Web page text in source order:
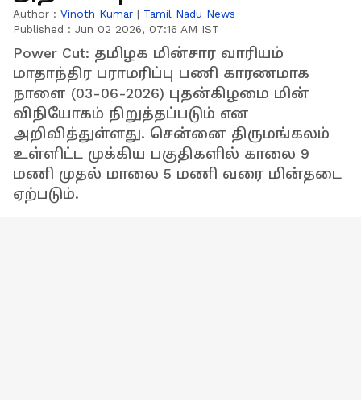
Author : Vinoth Kumar | Tamil Nadu News
Published : Jun 02 2026, 07:16 AM IST
Power Cut: தமிழக மின்சார வாரியம்
மாதாந்திர பராமரிப்பு பணி காரணமாக
நாளை (03-06-2026) புதன்கிழமை மின்
விநியோகம் நிறுத்தப்படும் என
அறிவித்துள்ளது. சென்னை திருமங்கலம்
உள்ளிட்ட முக்கிய பகுதிகளில் காலை 9
மணி முதல் மாலை 5 மணி வரை மின்தடை
ஏற்படும்.